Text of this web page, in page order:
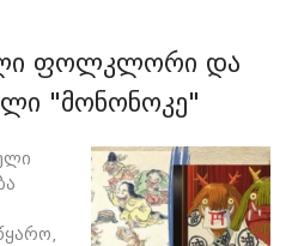
ფოლკლორი და
"მონონოკე"